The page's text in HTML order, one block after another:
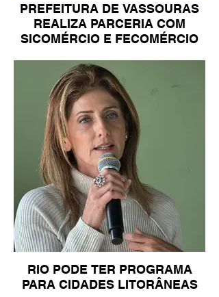
PREFEITURA DE VASSOURAS
REALIZA PARCERIA COM
SICOMÉRCIO E FECOMÉRCIO
RIO PODE TER PROGRAMA
PARA CIDADES LITORÂNEAS